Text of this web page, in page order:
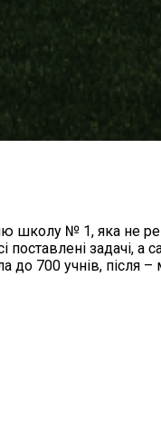
школу № 1, яка не
задачі,
до 700 учнів, після